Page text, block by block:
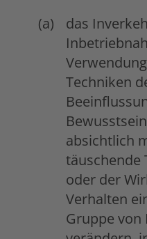
das
Techniken
absichtlich
täuschende
oder der
Verhalten
Gruppe von